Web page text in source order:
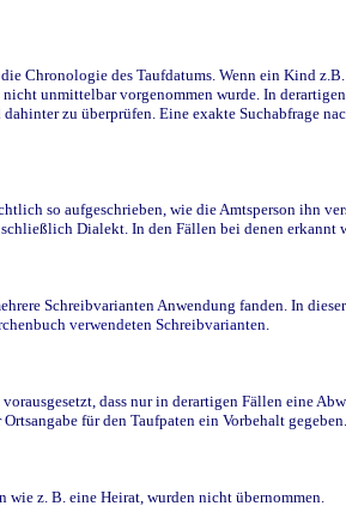
Chronologie des Taufdatums. Wenn ein Kind
unmittelbar vorgenommen wurde. In
zu überprüfen. Eine exakte Suchabfrage
so aufgeschrieben, wie die Amtsperson ihn
Dialekt. In den Fällen bei denen
Schreibvarianten Anwendung fanden. In
verwendeten Schreibvarianten.
dass nur in derartigen Fällen eine
für den Taufpaten ein Vorbehalt
z. B. eine Heirat, wurden nicht übernommen.